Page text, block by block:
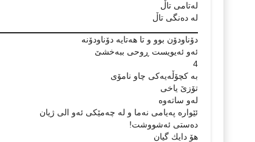
لەتامی تاڵ
لە دەنگی تاڵ
دۆناودۆن بوو و تا هەتایە دۆناودۆنە
ئەو ئەیویست ڕوحی ببەخشێ
4
بە كچۆڵەیەكی چاو نامۆی
تۆزێ یاخی
لەو ساتەوە
ئێوارە پەیامی نەما و لە چەمێكی ئەو الی ژیان
دەستی ئەشووشت!
هۆ دایك گیان